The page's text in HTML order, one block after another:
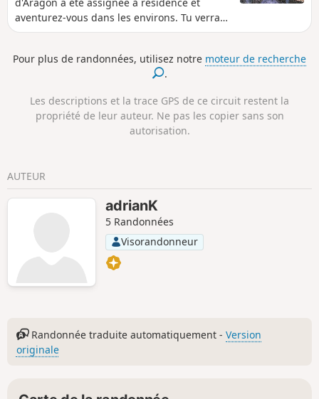
aventurez-vous dans les environs. Tu verras
une belle campagne vallonnée avec des
Vale, sur Bedford. La balade te fera
découvrir des environnements variés : des
prairie, un parc aménagé par Capability
Brown, les ruines d'un manoir
jacobéen/classique et des monuments
Bedfordshire qui se sont entraînés dans le
parc et sont morts pendant la Première
Pour plus de randonnées, utilisez notre moteur de recherche
.
Les descriptions et la trace GPS de ce circuit restent la
propriété de leur auteur. Ne pas les copier sans son
autorisation.
AUTEUR
adrianK
5 Randonnées
Visorandonneur
Randonnée traduite automatiquement -Version
originale